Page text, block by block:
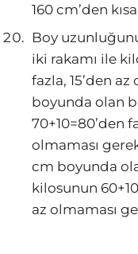
160 cm’den
Boy
iki rakamı ile
fazla, 15’den
boyunda olan
70+10=80’den
olmaması
cm boyunda
kilosunun
az olmaması